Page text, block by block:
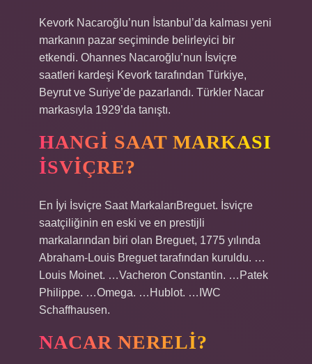
Kevork Nacaroğlu’nun İstanbul’da kalması yeni
markanın pazar seçiminde belirleyici bir
etkendi. Ohannes Nacaroğlu’nun İsviçre
saatleri kardeşi Kevork tarafından Türkiye,
Beyrut ve Suriye’de pazarlandı. Türkler Nacar
markasıyla 1929’da tanıştı.
HANGI SAAT MARKASI
İSVIÇRE?
En İyi İsviçre Saat MarkalarıBreguet. İsviçre
saatçiliğinin en eski ve en prestijli
markalarından biri olan Breguet, 1775 yılında
Abraham-Louis Breguet tarafından kuruldu. …
Louis Moinet. …Vacheron Constantin. …Patek
Philippe. …Omega. …Hublot. …IWC
Schaffhausen.
NACAR NERELI?